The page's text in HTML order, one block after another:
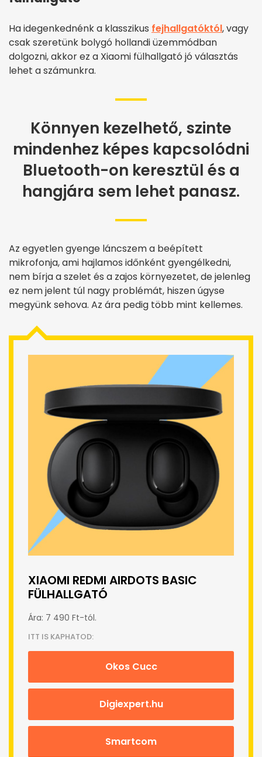
Ha idegenkednénk a klasszikus fejhallgatóktól, vagy
csak szeretünk bolygó hollandi üzemmódban
dolgozni, akkor ez a Xiaomi fülhallgató jó választás
lehet a számunkra.
Könnyen kezelhető, szinte
mindenhez képes kapcsolódni
Bluetooth-on keresztül és a
hangjára sem lehet panasz.
Az egyetlen gyenge láncszem a beépített
mikrofonja, ami hajlamos időnként gyengélkedni,
nem bírja a szelet és a zajos környezetet, de jelenleg
ez nem jelent túl nagy problémát, hiszen úgyse
megyünk sehova. Az ára pedig több mint kellemes.
XIAOMI REDMI AIRDOTS BASIC
FÜLHALLGATÓ
Ára: 7 490 Ft-tól.
ITT IS KAPHATOD:
Okos Cucc
Digiexpert.hu
Smartcom